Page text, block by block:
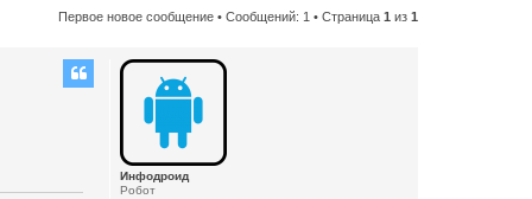
Первое новое сообщение • Сообщений: 1 • Страница 1 из 1
Инфодроид
Робот